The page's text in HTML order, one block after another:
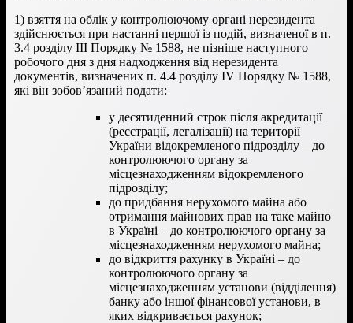
1) взяття на облік у контролюючому органі нерезидента
здійснюється при настанні першої із подій, визначеної в п.
3.4 розділу ІІІ Порядку № 1588, не пізніше наступного
робочого дня з дня надходження від нерезидента
документів, визначених п. 4.4 розділу IV Порядку № 1588,
які він зобов’язаний подати:
у десятиденний строк після акредитації
(реєстрації, легалізації) на території
України відокремленого підрозділу – до
контролюючого органу за
місцезнаходженням відокремленого
підрозділу;
до придбання нерухомого майна або
отримання майнових прав на таке майно
в Україні – до контролюючого органу за
місцезнаходженням нерухомого майна;
до відкриття рахунку в Україні – до
контролюючого органу за
місцезнаходженням установи (відділення)
банку або іншої фінансової установи, в
яких відкривається рахунок;